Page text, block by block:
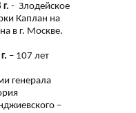
- Злодейское
Каплан на
в г. Москве.
– 107 лет
генерала
–